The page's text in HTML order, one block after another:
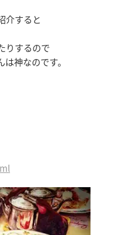
介すると
りするので
神なのです。